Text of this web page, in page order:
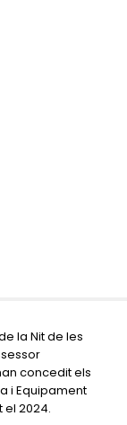
la Nit de les
concedit els
i Equipament
2024.